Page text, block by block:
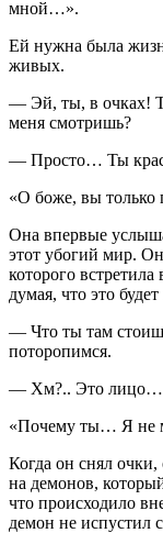
мной…».
Ей нужна была
живых.
— Эй, ты, в очках!
меня смотришь?
— Просто… Ты
«О боже, вы только
Она впервые
этот убогий мир.
которого встретила
думая, что это
— Что ты там
поторопимся.
— Хм?.. Это лицо…
«Почему ты… Я не
Когда он снял
на демонов,
что происходило
демон не испустил